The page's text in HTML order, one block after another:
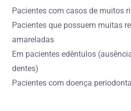
Pacientes com casos de muitos
Pacientes que possuem muitas
amareladas
Em pacientes edêntulos
dentes)
Pacientes com doença